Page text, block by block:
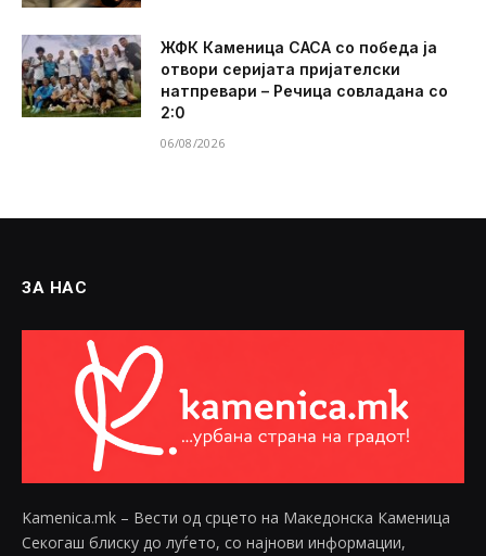
ЖФК Каменица САСА со победа ја
отвори серијата пријателски
натпревари – Речица совладана со
2:0
06/08/2026
ЗА НАС
Kamenica.mk – Вести од срцето на Македонска Каменица
Секогаш блиску до луѓето, со најнови информации,